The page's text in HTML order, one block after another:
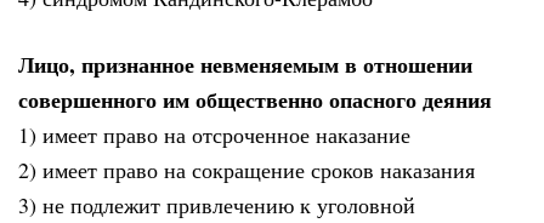
Лицо, признанное невменяемым в отношении
совершенного им общественно опасного деяния
1) имеет право на отсроченное наказание
2) имеет право на сокращение сроков наказания
3) не подлежит привлечению к уголовной